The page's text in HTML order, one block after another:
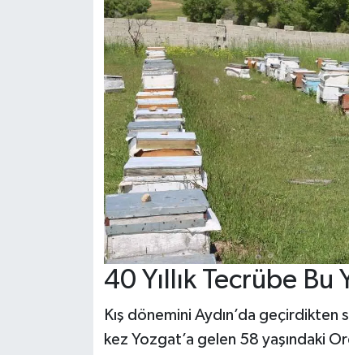
40 Yıllık Tecrübe Bu
Kış dönemini Aydın’da geçirdikten
kez Yozgat’a gelen 58 yaşındaki